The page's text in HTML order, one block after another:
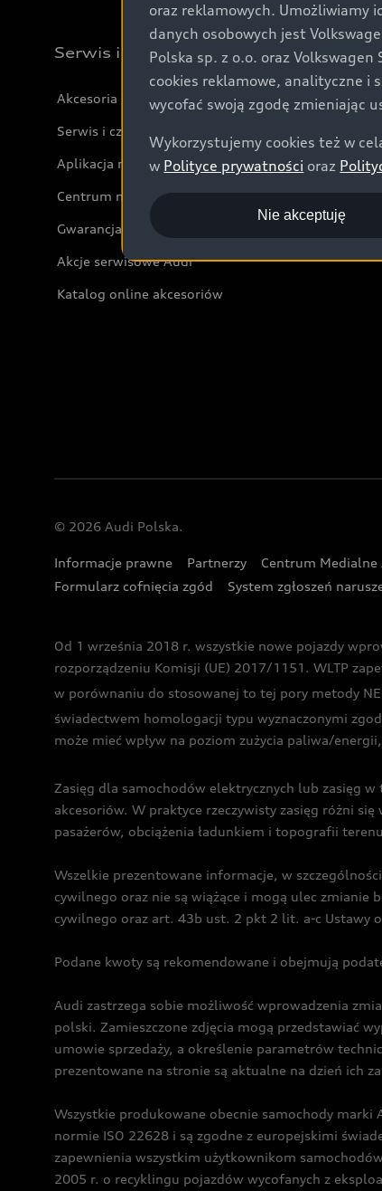
Serwis i akcesoria
Akcesoria
Serwis i części
Aplikacja myAudi i usługi cyfrowe
Centrum napraw powypadkowych
Gwarancja
Akcje serwisowe Audi
Katalog online akcesoriów
© 2026 Audi Polska.
Informacje prawne Partnerzy Centrum Medialne
Formularz cofnięcia zgód
System zgłoszeń
Od 1 września 2018 r. wszystkie nowe pojazdy
rozporządzeniu Komisji (UE) 2017/1151. WLTP
w porównaniu do stosowanej to tej pory metody
świadectwem homologacji typu wyznaczonymi
może mieć wpływ na poziom zużycia paliwa/
Zasięg dla samochodów elektrycznych lub zasięg
akcesoriów. W praktyce rzeczywisty zasięg różni
pasażerów, obciążenia ładunkiem i topografii
Wszelkie prezentowane informacje, w
cywilnego oraz nie są wiążące i mogą ulec
cywilnego oraz art. 43b ust. 2 pkt 2 lit. a-c Ustawy
Podane kwoty są rekomendowane i obejmują
Audi zastrzega sobie możliwość wprowadzenia
polski. Zamieszczone zdjęcia mogą przedstawiać
umowie sprzedaży, a określenie parametrów
prezentowane na stronie są aktualne na dzień ich
Wszystkie produkowane obecnie samochody marki
normie ISO 22628 i są zgodne z europejskimi
zapewnienia wszystkim użytkownikom
2005 r. o recyklingu pojazdów wycofanych z
oraz reklamowych. Umożliwiamy
danych osobowych jest
Polska sp. z o.o. oraz
cookies reklamowe, analityczne i
wycofać swoją zgodę zmieniając
Wykorzystujemy cookies też w
w Polityce prywatności oraz
Nie akceptuję